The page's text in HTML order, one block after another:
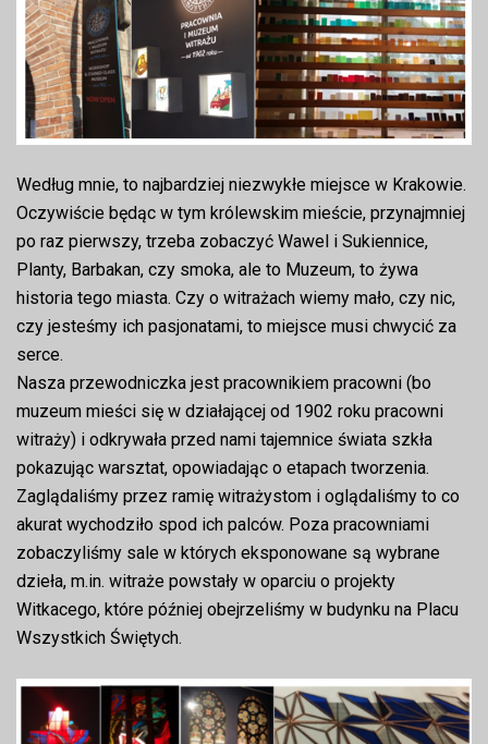
Według mnie, to najbardziej niezwykłe miejsce w Krakowie.
Oczywiście będąc w tym królewskim mieście, przynajmniej
po raz pierwszy, trzeba zobaczyć Wawel i Sukiennice,
Planty, Barbakan, czy smoka, ale to Muzeum, to żywa
historia tego miasta. Czy o witrażach wiemy mało, czy nic,
czy jesteśmy ich pasjonatami, to miejsce musi chwycić za
serce.
Nasza przewodniczka jest pracownikiem pracowni (bo
muzeum mieści się w działającej od 1902 roku pracowni
witraży) i odkrywała przed nami tajemnice świata szkła
pokazując warsztat, opowiadając o etapach tworzenia.
Zaglądaliśmy przez ramię witrażystom i oglądaliśmy to co
akurat wychodziło spod ich palców. Poza pracowniami
zobaczyliśmy sale w których eksponowane są wybrane
dzieła, m.in. witraże powstały w oparciu o projekty
Witkacego, które później obejrzeliśmy w budynku na Placu
Wszystkich Świętych.